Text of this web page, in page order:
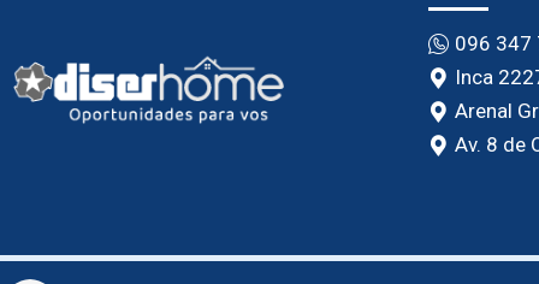
096 347
Inca
Arenal
Av. 8 de